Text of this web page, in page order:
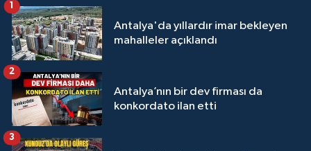
Antalya'da yıllardır imar bekleyen
mahalleler açıklandı
Antalya’nın bir dev firması da
konkordato ilan etti
2
3